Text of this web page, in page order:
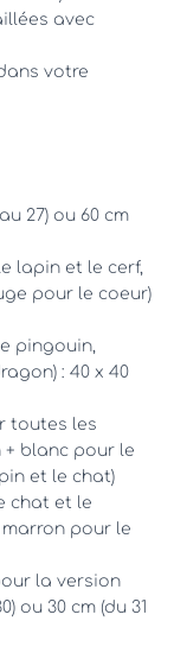
avec
votre
27) ou 60 cm
lapin et le cerf,
pour le coeur)
pingouin,
: 40 x 40
toutes les
blanc pour le
et le chat)
chat et le
pour le
la version
ou 30 cm (du 31